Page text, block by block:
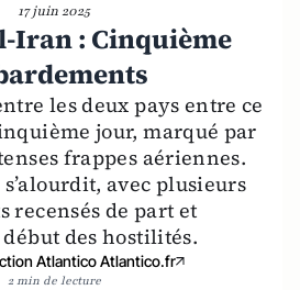
17 juin 2025
Iran : Cinquième
les deux pays entre ce
jour, marqué par
frappes aériennes.
avec plusieurs
recensés de part et
des hostilités.
Atlantico Atlantico.fr
2 min de lecture